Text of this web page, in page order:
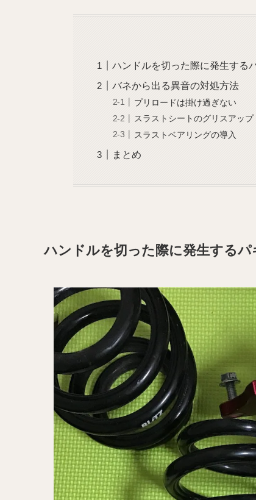
ハンドルを切った際に発生する
バネから出る異音の対処方法
プリロードは掛け過ぎない
スラストシートのグリスアップ
スラストベアリングの導入
まとめ
ハンドルを切った際に発生する